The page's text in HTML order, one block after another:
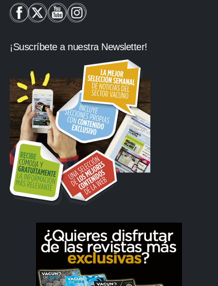
¡Suscríbete a nuestra Newsletter!